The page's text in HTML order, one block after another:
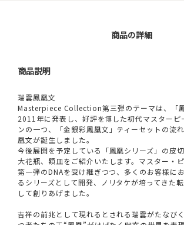
商品の詳細
商品説明
瑞雲鳳凰文
Masterpiece Collection第三弾のテーマは、「鳳
2011年に発表し、好評を博した初代マスターピ
ンの一つ、「金銀彩鳳凰文」ティーセットの流
凰文が誕生しました。
今後展開を予定している「鳳凰シリーズ」の皮
大花瓶、額皿をご紹介いたします。マスター・
第一弾のDNAを受け継ぎつつ、多くのお客様に
るシリーズとして開発、ノリタケが培ってきた
して創りあげました。
吉祥の前兆として現れるとされる瑞雲がたなび